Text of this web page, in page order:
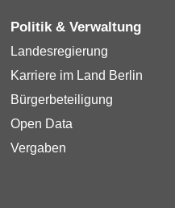
Politik & Verwaltung
Landesregierung
Karriere im Land Berlin
Bürgerbeteiligung
Open Data
Vergaben